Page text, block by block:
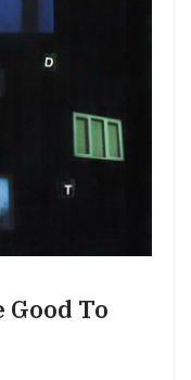
Good To